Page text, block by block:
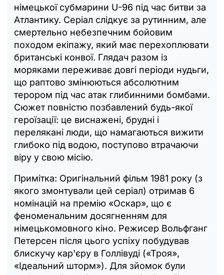
німецької субмарини U-96 під час битви за
Атлантику. Серіал слідкує за рутинним, але
смертельно небезпечним бойовим
походом екіпажу, який має перехоплювати
британські конвої. Глядач разом із
моряками переживає довгі періоди нудьги,
що раптово змінюються абсолютним
терором під час атак глибинними бомбами.
Сюжет повністю позбавлений будь-якої
героїзації: це виснажені, брудні і
перелякані люди, що намагаються вижити
глибоко під водою, поступово втрачаючи
віру у свою місію.
Примітка: Оригінальний фільм 1981 року (з
якого змонтували цей серіал) отримав 6
номінацій на премію «Оскар», що є
феноменальним досягненням для
німецькомовного кіно. Режисер Вольфганг
Петерсен після цього успіху побудував
блискучу кар'єру в Голлівуді («Троя»,
«Ідеальний шторм»). Для зйомок були